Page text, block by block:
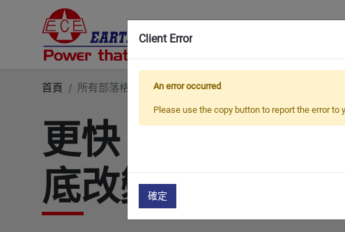
首頁 所有部落格 部落格 更快、更安全、更智慧：使用永
更快、更安全、
底改變換模
Client Error
An error occurred
Please use the copy button to report the error to
確定